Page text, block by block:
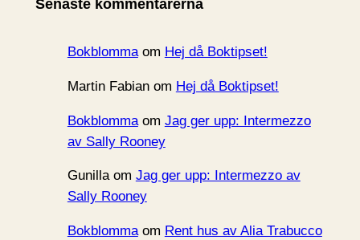
v
Senaste kommentarerna
Bokblommaom Hej då Boktipset!
Martin Fabianom Hej då Boktipset!
Bokblommaom Jag ger upp: Intermezzo
av Sally Rooney
Gunillaom Jag ger upp: Intermezzo av
Sally Rooney
Bokblommaom Rent hus av Alia Trabucco